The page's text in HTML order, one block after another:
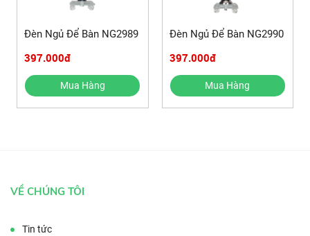
Đèn Ngủ Để Bàn NG2989
397.000đ
Mua Hàng
Đèn Ngủ Để Bàn NG2990
397.000đ
Mua Hàng
VỀ CHÚNG TÔI
Tin tức